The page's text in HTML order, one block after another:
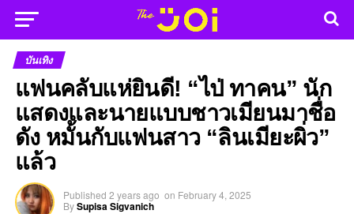
บันเทิง
แฟนคลับแห่ยินดี! “ไป่ ทาคน” นัก
แสดงและนายแบบชาวเมียนมาชื่อ
ดัง หมั้นกับแฟนสาว “ลินเมียะผิ่ว”
แล้ว
Published 2 years ago on February 4, 2025
BySupisa Sigvanich